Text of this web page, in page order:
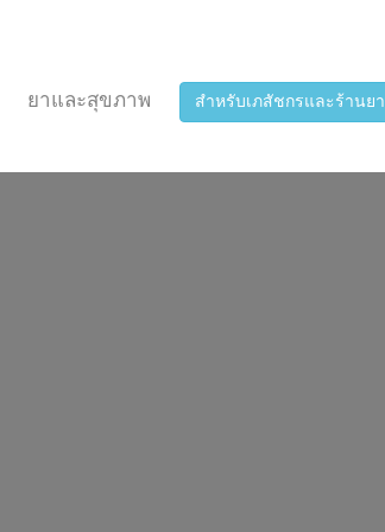
ยาและสุขภาพ สำหรับเภสัชกรและร้านยา